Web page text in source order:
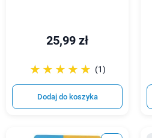
25,99 zł
☆☆☆☆☆
★★★★★ (1)
Dodaj do koszyka